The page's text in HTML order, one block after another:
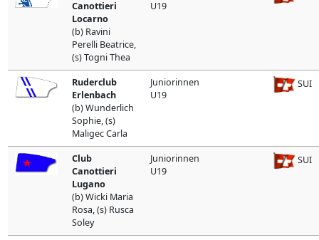
Canottieri
Locarno
(b) Ravini
Perelli Beatrice,
(s) Togni Thea
U19
Ruderclub
Erlenbach
(b) Wunderlich
Sophie, (s)
Maligec Carla
Juniorinnen
U19
SUI
Club
Canottieri
Lugano
(b) Wicki Maria
Rosa, (s) Rusca
Soley
Juniorinnen
U19
SUI